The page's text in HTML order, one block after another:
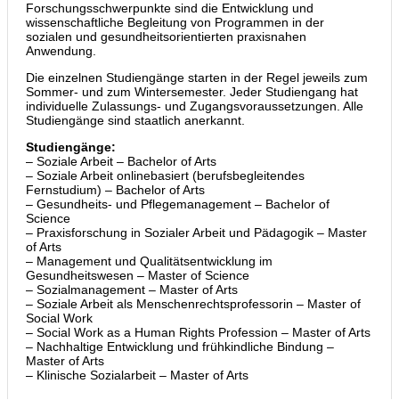
Forschungsschwerpunkte sind die Entwicklung und
wissenschaftliche Begleitung von Programmen in der
sozialen und gesundheitsorientierten praxisnahen
Anwendung.
Die einzelnen Studiengänge starten in der Regel jeweils zum
Sommer- und zum Wintersemester. Jeder Studiengang hat
individuelle Zulassungs- und Zugangsvoraussetzungen. Alle
Studiengänge sind staatlich anerkannt.
Studiengänge:
– Soziale Arbeit – Bachelor of Arts
– Soziale Arbeit onlinebasiert (berufsbegleitendes
Fernstudium) – Bachelor of Arts
– Gesundheits- und Pflegemanagement – Bachelor of
Science
– Praxisforschung in Sozialer Arbeit und Pädagogik – Master
of Arts
– Management und Qualitätsentwicklung im
Gesundheitswesen – Master of Science
– Sozialmanagement – Master of Arts
– Soziale Arbeit als Menschenrechtsprofessorin – Master of
Social Work
– Social Work as a Human Rights Profession – Master of Arts
– Nachhaltige Entwicklung und frühkindliche Bindung –
Master of Arts
– Klinische Sozialarbeit – Master of Arts